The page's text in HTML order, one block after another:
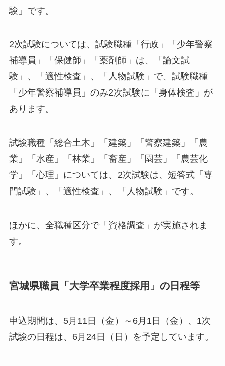
験」です。
2次試験については、試験職種「行政」「少年警察
補導員」「保健師」「薬剤師」は、「論文試
験」、「適性検査」、「人物試験」で、試験職種
「少年警察補導員」のみ2次試験に「身体検査」が
あります。
試験職種「総合土木」「建築」「警察建築」「農
業」「水産」「林業」「畜産」「園芸」「農芸化
学」「心理」については、2次試験は、短答式「専
門試験」、「適性検査」、「人物試験」です。
ほかに、全職種区分で「資格調査」が実施されま
す。
宮城県職員「大学卒業程度採用」の日程等
申込期間は、5月11日（金）～6月1日（金）、1次
試験の日程は、6月24日（日）を予定しています。